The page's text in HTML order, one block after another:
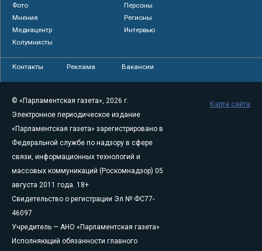
Фото
Персоны
Мнения
Регионы
Медиацентр
Интервью
Колумнисты
Контакты Реклама Вакансии
© «Парламентская газета», 2026 г.
Электронное периодическое издание
«Парламентская газета» зарегистрировано в
Федеральной службе по надзору в сфере
связи, информационных технологий и
массовых коммуникаций (Роскомнадзор) 05
августа 2011 года. 18+
Свидетельство о регистрации Эл № ФС77-
46097
Учредитель — АНО «Парламентская газета»
Исполняющий обязанности главного
Карта сайта